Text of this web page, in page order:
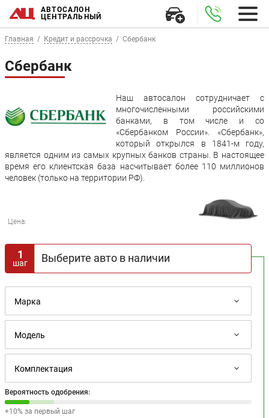
АВТОСАЛОН
ЦЕНТРАЛЬНЫЙ
Главная Кредит и рассрочка Сбербанк
Сбербанк
Наш автосалон сотрудничает с
многочисленными российскими
банками, в том числе и со
«Сбербанком России». «Сбербанк»,
который открылся в 1841-м году,
является одним из самых крупных банков страны. В настоящее
время его клиентская база насчитывает более 110 миллионов
человек (только на территории РФ).
1
шаг Выберите авто в наличии
Вероятность одобрения:
+10% за первый шаг
Цена: